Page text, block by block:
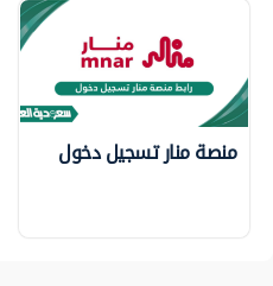
منصة منار تسجيل دخول